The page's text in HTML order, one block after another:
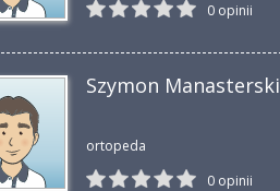
0 opinii
Szymon Manasterski
ortopeda
0 opinii